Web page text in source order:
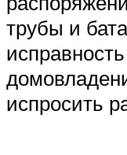
трубы и
испросить